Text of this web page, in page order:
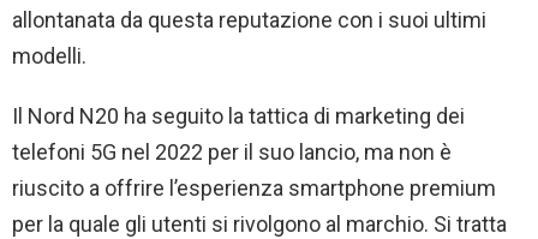
allontanata da questa reputazione con i suoi ultimi
modelli.
Il Nord N20 ha seguito la tattica di marketing dei
telefoni 5G nel 2022 per il suo lancio, ma non è
riuscito a offrire l’esperienza smartphone premium
per la quale gli utenti si rivolgono al marchio. Si tratta